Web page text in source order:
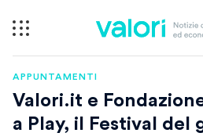
APPUNTAMENTI
Valori.it e
a Play, il Festival del